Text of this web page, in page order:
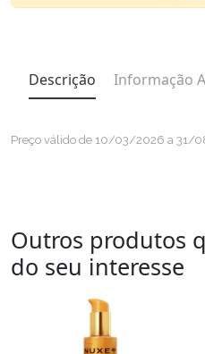
Descrição Informação
Preço válido de 10/03/2026 a 31/
Outros produtos
do seu interesse